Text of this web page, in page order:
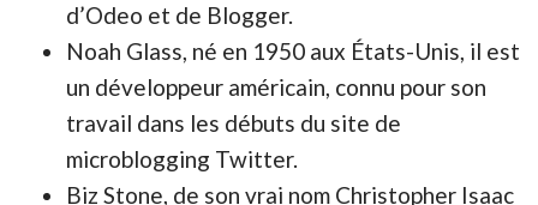
d’Odeo et de Blogger.
Noah Glass, né en 1950 aux États-Unis, il est
un développeur américain, connu pour son
travail dans les débuts du site de
microblogging Twitter.
Biz Stone, de son vrai nom Christopher Isaac